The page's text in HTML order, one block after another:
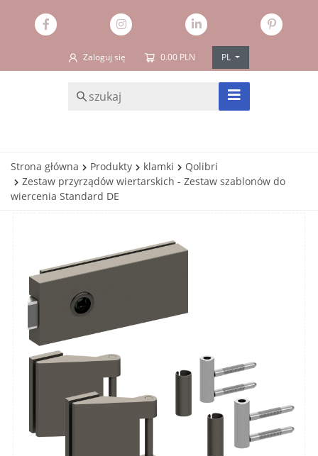
Zaloguj się 0.00 PLN PL
Strona główna Produkty klamki
Qolibri
Zestaw przyrządów wiertarskich - Zestaw szablonów do
wiercenia Standard DE